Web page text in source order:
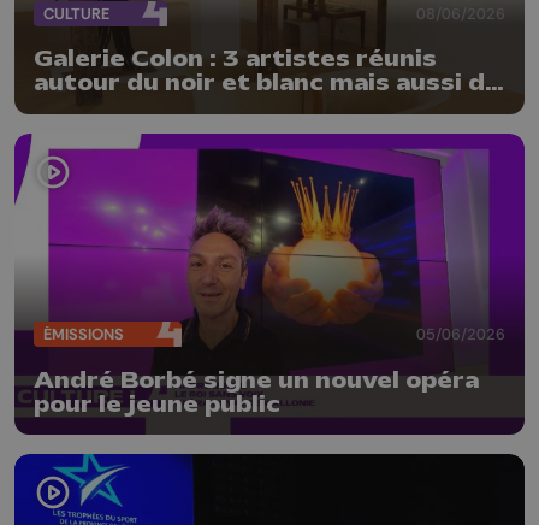
CULTURE 08/06/2026
Galerie Colon : 3 artistes réunis
autour du noir et blanc mais aussi de
ÉMISSIONS 05/06/2026
André Borbé signe un nouvel opéra
pour le jeune public